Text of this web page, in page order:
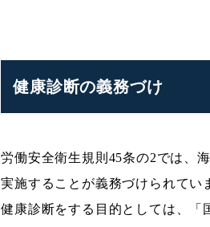
健康診断の義務づけ
労働安全衛生規則45条の2では、
実施することが義務づけられてい
健康診断をする目的としては、「